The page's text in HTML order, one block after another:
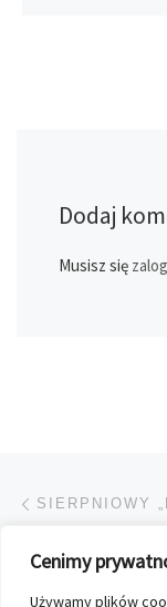
Cenimy
Używamy plików
Dodaj
Musisz się